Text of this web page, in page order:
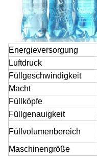
Energieversorgung
Luftdruck
Füllgeschwindigkeit
Macht
Füllköpfe
Füllgenauigkeit
Füllvolumenbereich
Maschinengröße